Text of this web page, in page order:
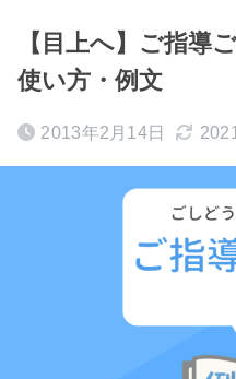
【目上へ】ご指導
使い方・例文
2013年2月14日